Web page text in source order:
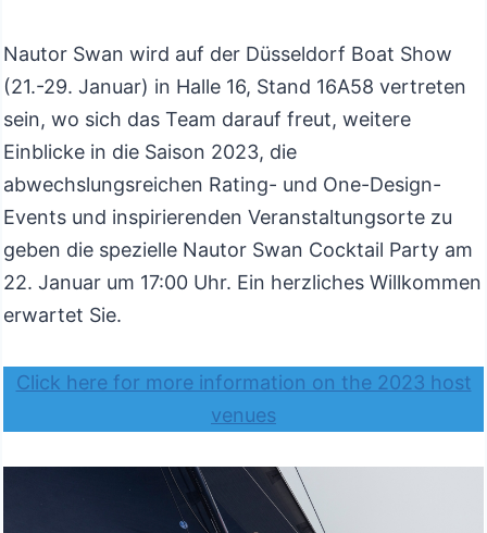
Nautor Swan wird auf der Düsseldorf Boat Show
(21.-29. Januar) in Halle 16, Stand 16A58 vertreten
sein, wo sich das Team darauf freut, weitere
Einblicke in die Saison 2023, die
abwechslungsreichen Rating- und One-Design-
Events und inspirierenden Veranstaltungsorte zu
geben die spezielle Nautor Swan Cocktail Party am
22. Januar um 17:00 Uhr. Ein herzliches Willkommen
erwartet Sie.
Click here for more information on the 2023 host
venues